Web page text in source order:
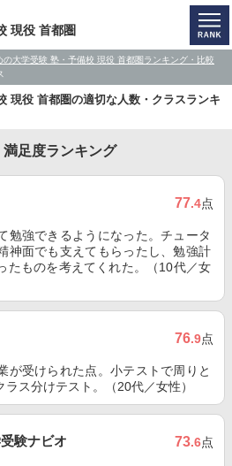
現役 首都圏
の大学受験 塾・予備校 現役 首都圏ランキング・比較
現役 首都圏の適切な人数・クラスランキ
足度ランキング
77.4点
勉強できるようになった。チュータ
神面でも支えてもらったし、勉強計
たものを考えてくれた。（10代／女
76.9点
が受けられた点。小テストで周りと
ス分けテスト。（20代／女性）
験ナビオ 73.6点